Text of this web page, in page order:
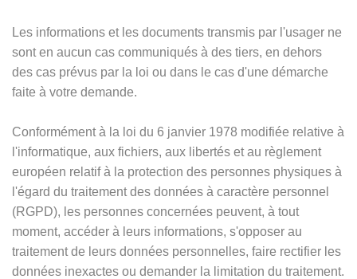
Les informations et les documents transmis par l'usager ne
sont en aucun cas communiqués à des tiers, en dehors
des cas prévus par la loi ou dans le cas d'une démarche
faite à votre demande.
Conformément à la loi du 6 janvier 1978 modifiée relative à
l'informatique, aux fichiers, aux libertés et au règlement
européen relatif à la protection des personnes physiques à
l'égard du traitement des données à caractère personnel
(RGPD), les personnes concernées peuvent, à tout
moment, accéder à leurs informations, s'opposer au
traitement de leurs données personnelles, faire rectifier les
données inexactes ou demander la limitation du traitement.